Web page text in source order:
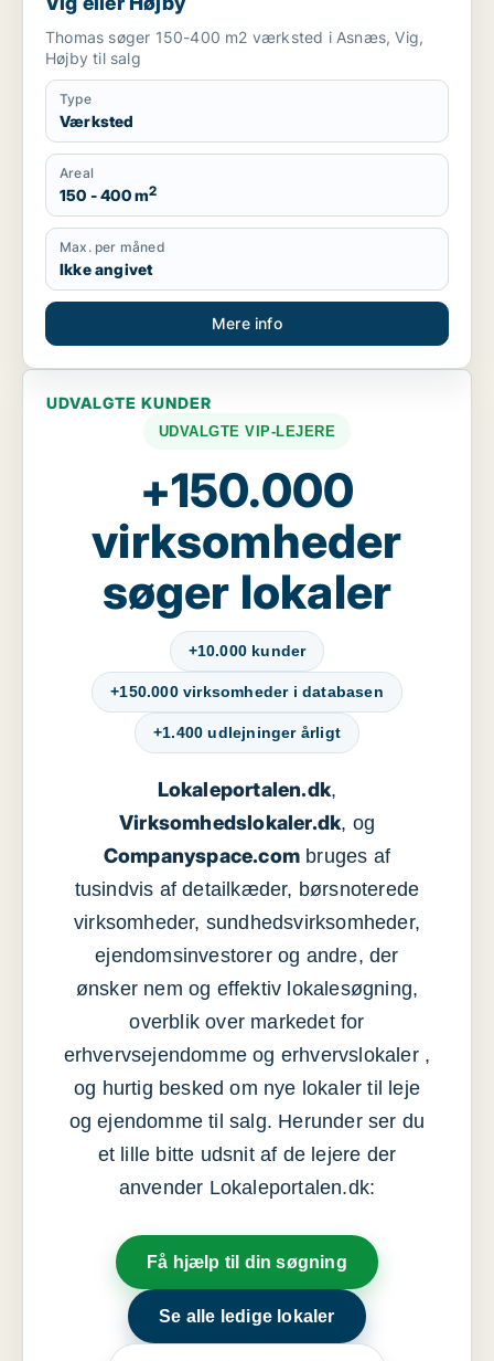
Thomas søger 150-400 m2 værksted i Asnæs, Vig,
Højby til salg
Type
Værksted
Areal
150 - 400 m2
Max. per måned
Ikke angivet
Mere info
UDVALGTE KUNDER
UDVALGTE VIP-LEJERE
+150.000
virksomheder
søger lokaler
+10.000 kunder
+150.000 virksomheder i databasen
+1.400 udlejninger årligt
Lokaleportalen.dk,
Virksomhedslokaler.dk, og
Companyspace.com bruges af
tusindvis af detailkæder, børsnoterede
virksomheder, sundhedsvirksomheder,
ejendomsinvestorer og andre, der
ønsker nem og effektiv lokalesøgning,
overblik over markedet for
erhvervsejendomme og erhvervslokaler ,
og hurtig besked om nye lokaler til leje
og ejendomme til salg. Herunder ser du
et lille bitte udsnit af de lejere der
anvender Lokaleportalen.dk:
Få hjælp til din søgning
Se alle ledige lokaler